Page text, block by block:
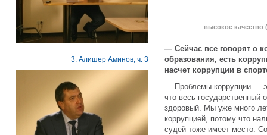
3. Алишер Аминов, ч. 3
высокое качество
— Сейчас все говорят о
образования, есть
насчет коррупции в
— Проблемы коррупции —
что весь государственный
здоровый. Мы уже много
коррупцией, потому что
судей тоже имеет место.